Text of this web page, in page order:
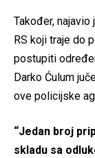
Također, najavio
RS koji traje do
postupiti
Darko Ćulum
ove policijske
“Jedan broj
skladu sa